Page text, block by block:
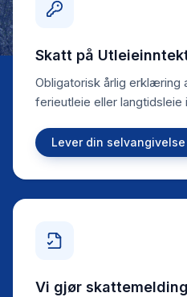
Skatt på
Obligatorisk årlig erklæring
ferieutleie eller langtidsleie
Lever din selvangivelse
Vi gjør